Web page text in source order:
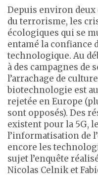
Depuis environ deux
du terrorisme, les
écologiques qui se
entamé la confiance
technologique. Au
à des campagnes de
l’arrachage de
biotechnologie est
rejetée en Europe
sont opposés). Des
existent pour la 5G,
l’informatisation de
encore les
sujet l’enquête
Nicolas Celnik et